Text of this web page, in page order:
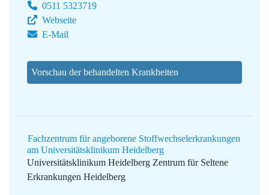
0511 5323719
Webseite
E-Mail
Vorschau der behandelten Krankheiten
Fachzentrum für angeborene Stoffwechselerkrankungen
am Universitätsklinikum Heidelberg
Universitätsklinikum Heidelberg Zentrum für Seltene
Erkrankungen Heidelberg